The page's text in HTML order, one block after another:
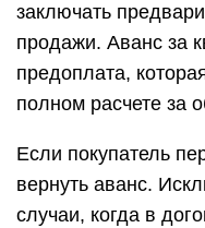
заключать
продажи. Аванс за
предоплата,
полном расчете за
Если покупатель
вернуть аванс.
случаи, когда в